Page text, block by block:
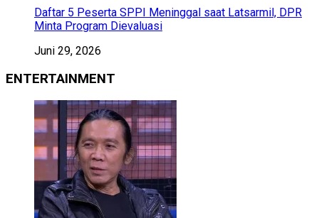
Daftar 5 Peserta SPPI Meninggal saat Latsarmil, DPR
Minta Program Dievaluasi
Juni 29, 2026
ENTERTAINMENT